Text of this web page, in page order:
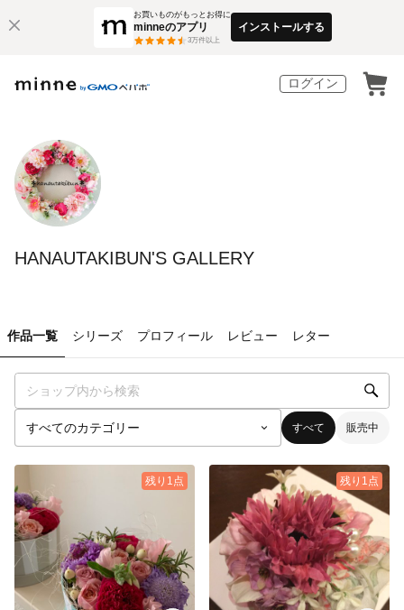
お買いものがもっとお得に
minneのアプリ
3万件以上
インストールする
ログイン
HANAUTAKIBUN'S GALLERY
作品一覧 シリーズ プロフィール レビュー レター
すべて 販売中
残り1点 残り1点